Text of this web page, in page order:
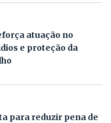
atuação no
e proteção da
para reduzir pena de